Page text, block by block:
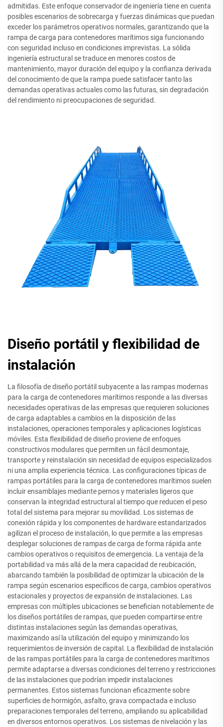
admitidas. Este enfoque conservador de ingeniería tiene en cuenta
posibles escenarios de sobrecarga y fuerzas dinámicas que puedan
exceder los parámetros operativos normales, garantizando que la
rampa de carga para contenedores marítimos siga funcionando
con seguridad incluso en condiciones imprevistas. La sólida
ingeniería estructural se traduce en menores costos de
mantenimiento, mayor duración del equipo y la confianza derivada
del conocimiento de que la rampa puede satisfacer tanto las
demandas operativas actuales como las futuras, sin degradación
del rendimiento ni preocupaciones de seguridad.
Diseño portátil y flexibilidad de
instalación
La filosofía de diseño portátil subyacente a las rampas modernas
para la carga de contenedores marítimos responde a las diversas
necesidades operativas de las empresas que requieren soluciones
de carga adaptables a cambios en la disposición de las
instalaciones, operaciones temporales y aplicaciones logísticas
móviles. Esta flexibilidad de diseño proviene de enfoques
constructivos modulares que permiten un fácil desmontaje,
transporte y reinstalación sin necesidad de equipos especializados
ni una amplia experiencia técnica. Las configuraciones típicas de
rampas portátiles para la carga de contenedores marítimos suelen
incluir ensamblajes mediante pernos y materiales ligeros que
conservan la integridad estructural al tiempo que reducen el peso
total del sistema para mejorar su movilidad. Los sistemas de
conexión rápida y los componentes de hardware estandarizados
agilizan el proceso de instalación, lo que permite a las empresas
desplegar soluciones de rampas de carga de forma rápida ante
cambios operativos o requisitos de emergencia. La ventaja de la
portabilidad va más allá de la mera capacidad de reubicación,
abarcando también la posibilidad de optimizar la ubicación de la
rampa según escenarios específicos de carga, cambios operativos
estacionales y proyectos de expansión de instalaciones. Las
empresas con múltiples ubicaciones se benefician notablemente de
los diseños portátiles de rampas, que pueden compartirse entre
distintas instalaciones según las demandas operativas,
maximizando así la utilización del equipo y minimizando los
requerimientos de inversión de capital. La flexibilidad de instalación
de las rampas portátiles para la carga de contenedores marítimos
permite adaptarse a diversas condiciones del terreno y restricciones
de las instalaciones que podrían impedir instalaciones
permanentes. Estos sistemas funcionan eficazmente sobre
superficies de hormigón, asfalto, grava compactada e incluso
preparaciones temporales del terreno, ampliando su aplicabilidad
en diversos entornos operativos. Los sistemas de nivelación y las